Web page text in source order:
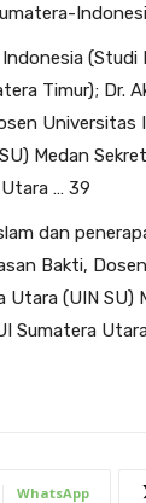
(Studi
Timur); Dr.
Universitas
Medan
… 39
dan
Bakti,
Utara (UIN SU)
Sumatera
WhatsApp